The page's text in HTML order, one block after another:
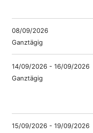
08/09/2026
Ganztägig
14/09/2026 - 16/09/2026
Ganztägig
15/09/2026 - 19/09/2026